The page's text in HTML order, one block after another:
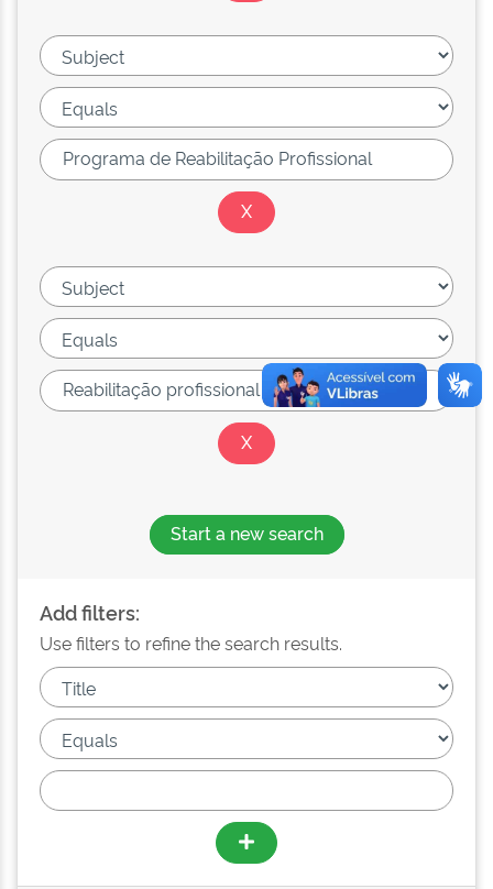
Start a new search
Add filters:
Use filters to refine the search results.